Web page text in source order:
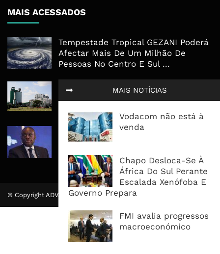
MAIS NOTÍCIAS
Vodacom não está à
venda
Chapo Desloca-Se À
África Do Sul Perante
Escalada Xenófoba E
Governo Prepara
FMI avalia progressos
macroeconómico
MAIS ACESSADOS
Tempestade Tropical GEZANI Poderá
Afectar Mais De Um Milhão De
Pessoas No Centro E Sul ...
Governo admite nova operadora
CEO do Standard Bank pede ao
Governo que “saia do caminho” e
facilite os negócios
© Copyright ADVALUE. Todos Direitos Reservados.